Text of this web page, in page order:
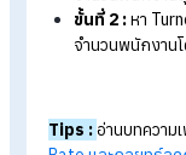
โอทีวันหยุ
ปกติ) x 3 x จ
Tips :อ่านบทค